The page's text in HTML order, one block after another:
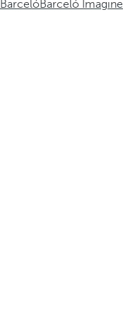
BarcelóBarceló Imagine